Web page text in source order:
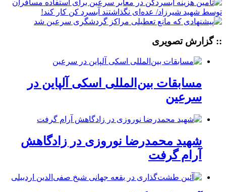
:: گزارش تصویری
مسابقات بین‌المللی اسکی آلپاین در
سرعین
شهید محمدرضا نوروزی در زادگاهش
آرام گرفت